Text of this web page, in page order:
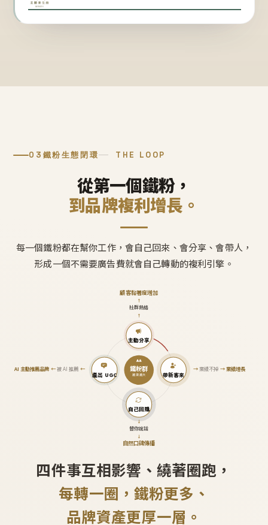
03 鐵粉生態閉環 THE LOOP
從第一個鐵粉，
到品牌複利增長。
每一個鐵粉都在幫你工作，會自己回來、會分享、會帶人，
形成一個不需要廣告費就會自己轉動的複利引擎。
鐵粉群
越滾越大
主動分享
↑
社群熱絡
↑
顧客黏著度增加
帶新客來
→業績不掉 →業績增長
自己回購
↓
替你說話
↓
自然口碑傳播
產出 UGC
AI 主動推薦品牌←被 AI 推薦 ←
四件事互相影響、繞著圈跑，
每轉一圈，鐵粉更多、
品牌資產更厚一層。